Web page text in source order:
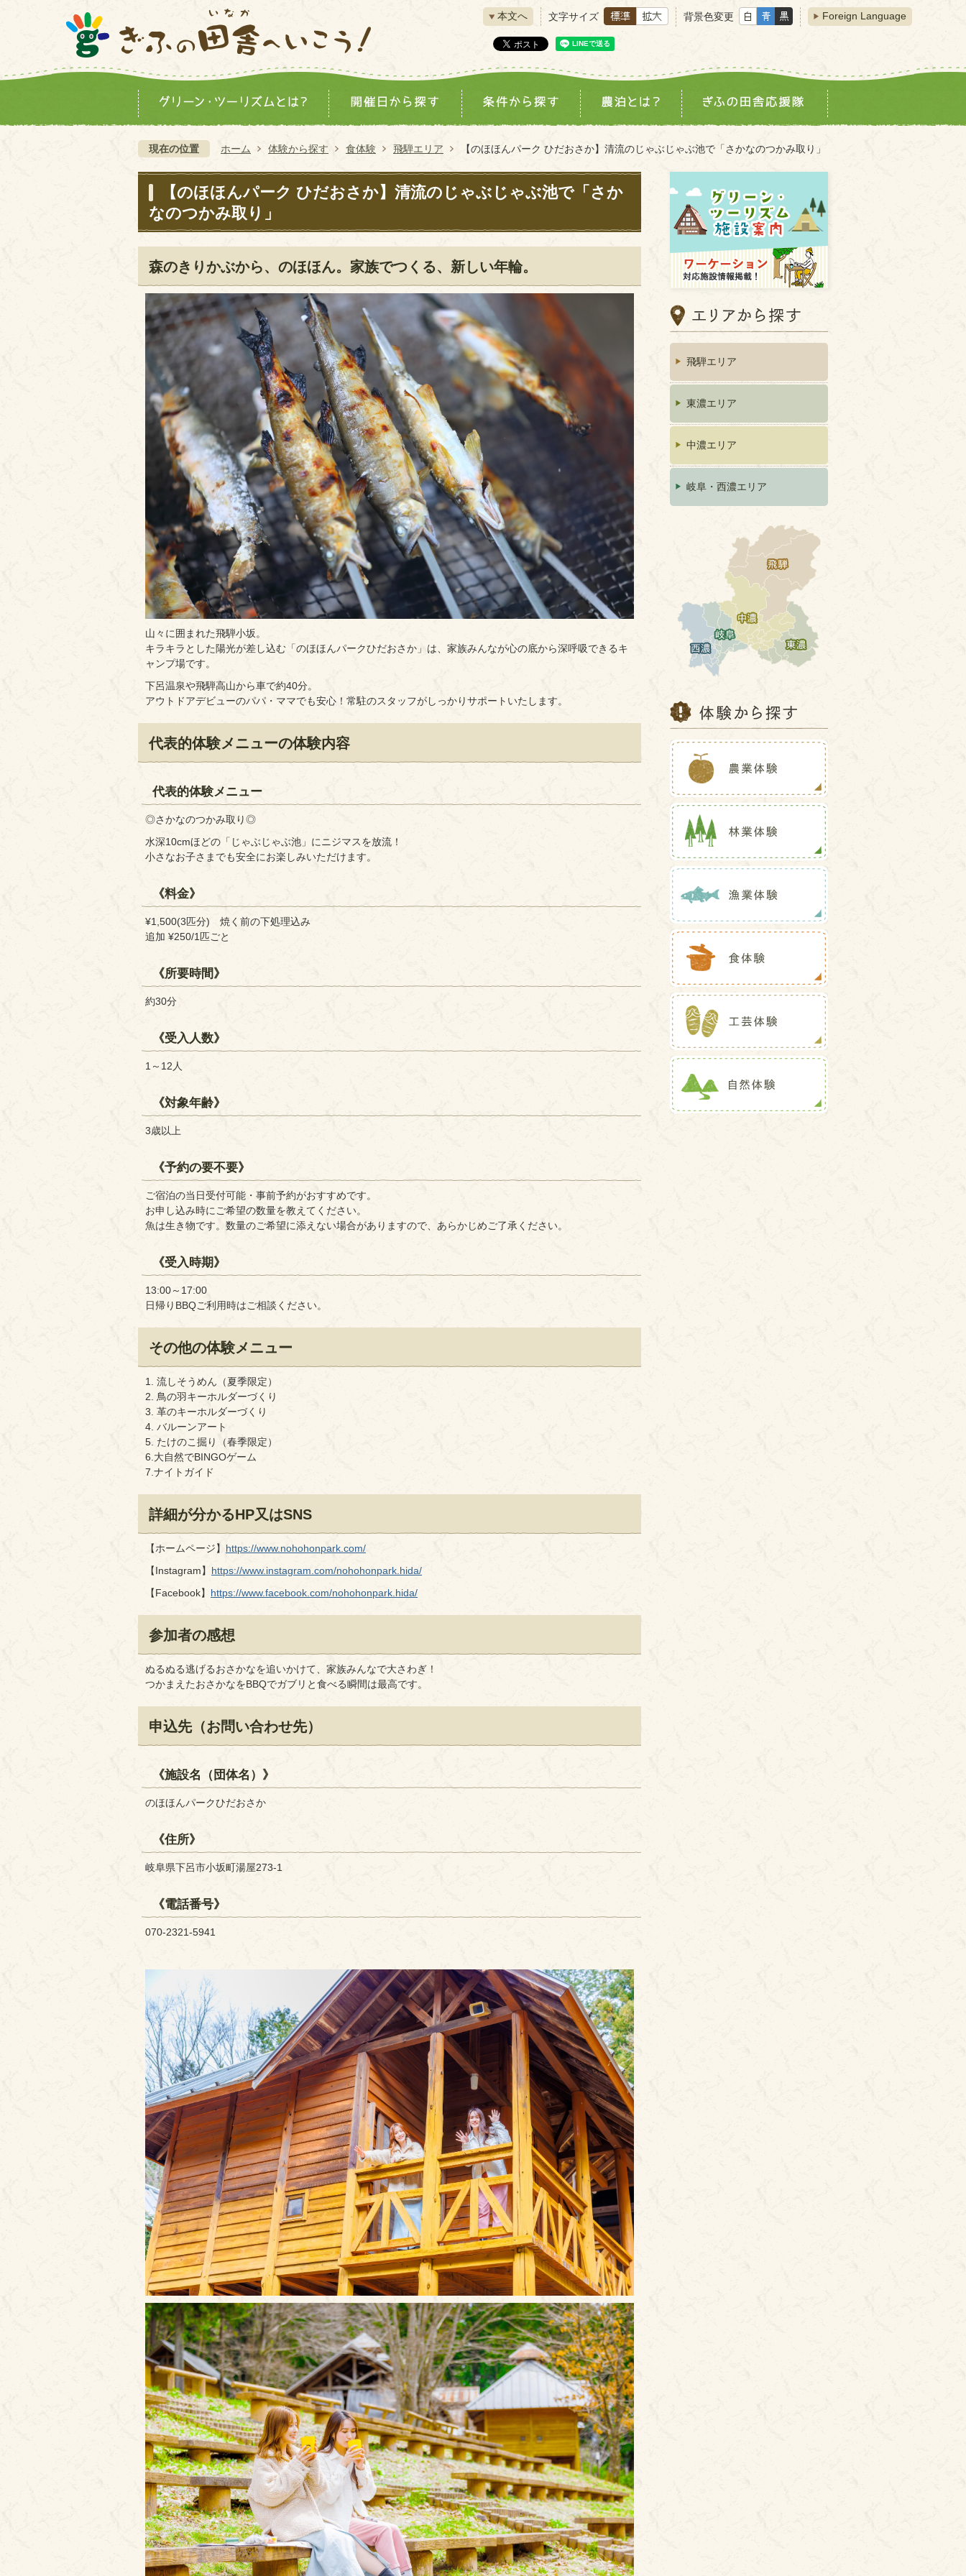
本文へ 文字サイズ 背景色変更 Foreign Language
現在の位置 ホーム 体験から探す 食体験 飛騨エリア 【のほほんパーク ひだおさか】清流のじゃぶじゃぶ池で「さかなのつかみ取り」
【のほほんパーク ひだおさか】清流のじゃぶじゃぶ池で「さか
なのつかみ取り」
森のきりかぶから、のほほん。家族でつくる、新しい年輪。
山々に囲まれた飛騨小坂。
キラキラとした陽光が差し込む「のほほんパークひだおさか」は、家族みんなが心の底から深呼吸できるキ
ャンプ場です。
下呂温泉や飛騨高山から車で約40分。
アウトドアデビューのパパ・ママでも安心！常駐のスタッフがしっかりサポートいたします。
代表的体験メニューの体験内容
代表的体験メニュー
◎さかなのつかみ取り◎
水深10cmほどの「じゃぶじゃぶ池」にニジマスを放流！
小さなお子さまでも安全にお楽しみいただけます。
《料金》
¥1,500(3匹分) 焼く前の下処理込み
追加 ¥250/1匹ごと
《所要時間》
約30分
《受入人数》
1～12人
《対象年齢》
3歳以上
《予約の要不要》
ご宿泊の当日受付可能・事前予約がおすすめです。
お申し込み時にご希望の数量を教えてください。
魚は生き物です。数量のご希望に添えない場合がありますので、あらかじめご了承ください。
《受入時期》
13:00～17:00
日帰りBBQご利用時はご相談ください。
その他の体験メニュー
1. 流しそうめん（夏季限定）
2. 鳥の羽キーホルダーづくり
3. 革のキーホルダーづくり
4. バルーンアート
5. たけのこ掘り（春季限定）
6.大自然でBINGOゲーム
7.ナイトガイド
詳細が分かるHP又はSNS
【ホームページ】 https://www.nohohonpark.com/
【Instagram】 https://www.instagram.com/nohohonpark.hida/
【Facebook】 https://www.facebook.com/nohohonpark.hida/
参加者の感想
ぬるぬる逃げるおさかなを追いかけて、家族みんなで大さわぎ！
つかまえたおさかなをBBQでガブリと食べる瞬間は最高です。
申込先（お問い合わせ先）
《施設名（団体名）》
のほほんパークひだおさか
《住所》
岐阜県下呂市小坂町湯屋273-1
《電話番号》
070-2321-5941
飛騨エリア
東濃エリア
中濃エリア
岐阜・西濃エリア